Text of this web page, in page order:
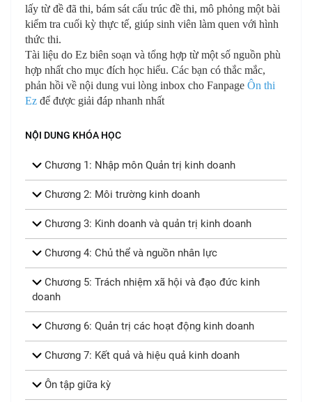
lấy từ đề đã thi, bám sát cấu trúc đề thi, mô phỏng một bài
kiểm tra cuối kỳ thực tế, giúp sinh viên làm quen với hình
thức thi.
Tài liệu do Ez biên soạn và tổng hợp từ một số nguồn phù
hợp nhất cho mục đích học hiểu. Các bạn có thắc mắc,
phản hồi về nội dung vui lòng inbox cho Fanpage Ôn thi
Ez để được giải đáp nhanh nhất
NỘI DUNG KHÓA HỌC
Chương 1: Nhập môn Quản trị kinh doanh
Chương 2: Môi trường kinh doanh
Chương 3: Kinh doanh và quản trị kinh doanh
Chương 4: Chủ thể và nguồn nhân lực
Chương 5: Trách nhiệm xã hội và đạo đức kinh
doanh
Chương 6: Quản trị các hoạt động kinh doanh
Chương 7: Kết quả và hiệu quả kinh doanh
Ôn tập giữa kỳ